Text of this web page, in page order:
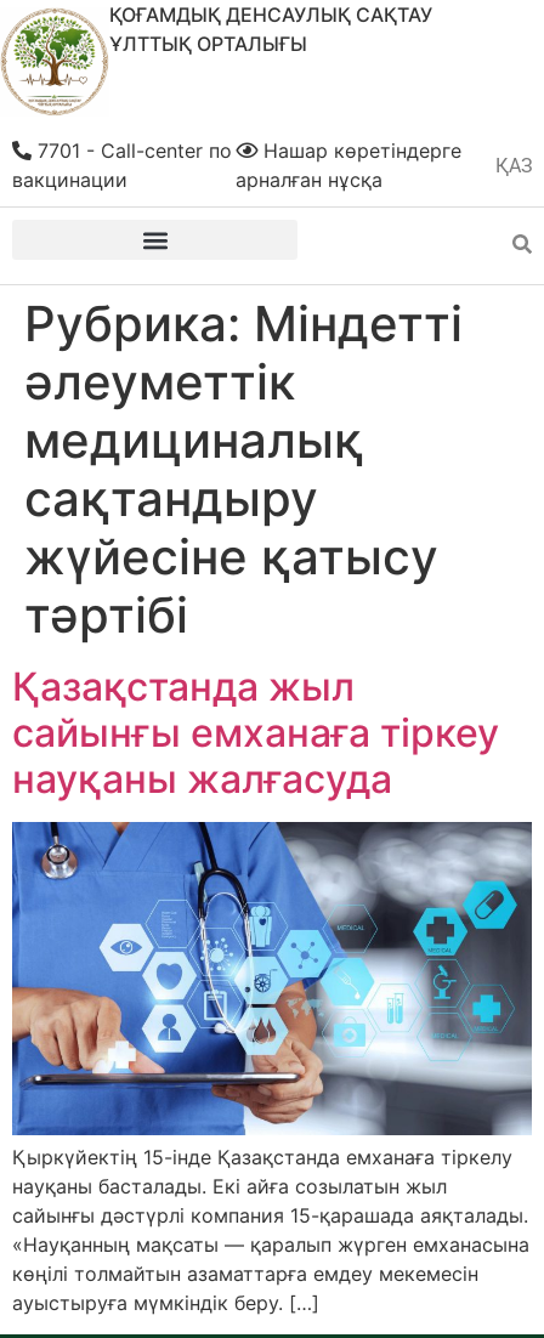
ҚОҒАМДЫҚ ДЕНСАУЛЫҚ САҚТАУ
ҰЛТТЫҚ ОРТАЛЫҒЫ
ҚАЗ
РУС
Нашар көретіндерге
арналған нұсқа
7701 - Call-center по
вакцинации
Рубрика: Міндетті
әлеуметтік
медициналық
сақтандыру
жүйесіне қатысу
тәртібі
Қазақстанда жыл
сайынғы емханаға тіркеу
науқаны жалғасуда
Қыркүйектің 15-інде Қазақстанда емханаға тіркелу
науқаны басталады. Екі айға созылатын жыл
сайынғы дәстүрлі компания 15-қарашада аяқталады.
«Науқанның мақсаты — қаралып жүрген емханасына
көңілі толмайтын азаматтарға емдеу мекемесін
ауыстыруға мүмкіндік беру. […]